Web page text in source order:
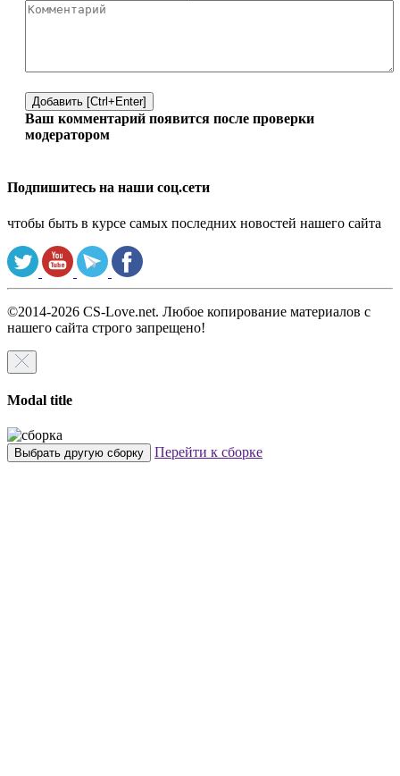
Добавить [Ctrl+Enter]
Ваш комментарий появится после проверки
модератором
Подпишитесь на наши соц.сети
чтобы быть в курсе самых последних новостей нашего сайта
©2014-2026 CS-Love.net. Любое копирование материалов с
нашего сайта строго запрещено!
Modal title
Выбрать другую сборку Перейти к сборке